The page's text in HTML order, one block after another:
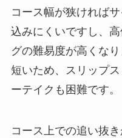
コース幅が狭ければ
込みにくいですし、
グの難易度が高くな
短いため、スリップ
ーテイクも困難です。
コース上での追い抜